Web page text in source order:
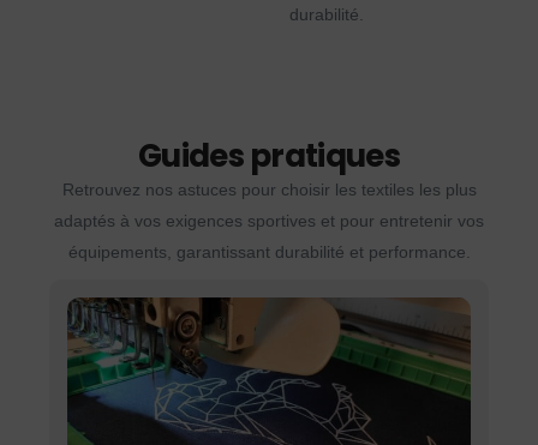
durabilité.
Guides pratiques
Retrouvez nos astuces pour choisir les textiles les plus
adaptés à vos exigences sportives et pour entretenir vos
équipements, garantissant durabilité et performance.